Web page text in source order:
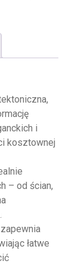
i
kosztownej
– od ścian,
łatwe